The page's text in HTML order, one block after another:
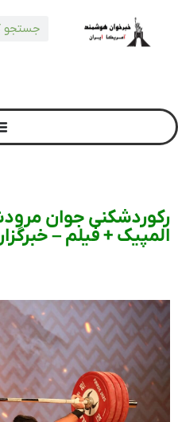
رکوردشکنی جوان
المپیک + فیلم –